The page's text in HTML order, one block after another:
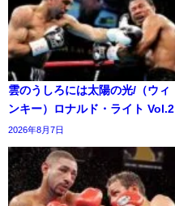
雲のうしろには太陽の光/（ウィ
ンキー）ロナルド・ライト Vol.2
2026年8月7日